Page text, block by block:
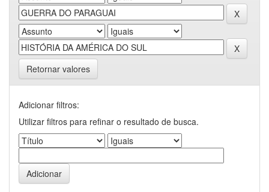
Retornar valores
Adicionar filtros:
Utilizar filtros para refinar o resultado de busca.